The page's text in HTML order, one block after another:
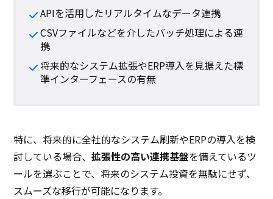
APIを活用したリアルタイムなデータ連携
CSVファイルなどを介したバッチ処理による連
携
将来的なシステム拡張やERP導入を見据えた標
準インターフェースの有無
特に、将来的に全社的なシステム刷新やERPの導入を検
討している場合、拡張性の高い連携基盤を備えているツ
ールを選ぶことで、将来のシステム投資を無駄にせず、
スムーズな移行が可能になります。